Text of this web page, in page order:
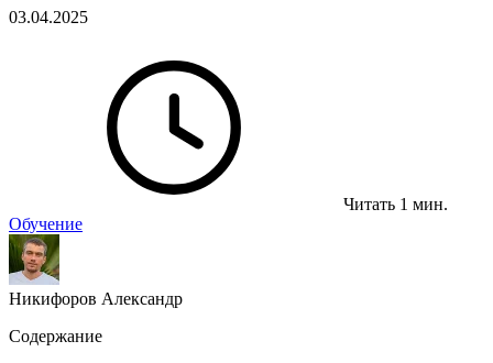
03.04.2025
Читать 1 мин.
Обучение
Никифоров Александр
Содержание